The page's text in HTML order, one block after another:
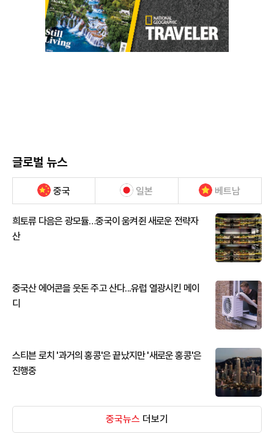
글로벌 뉴스
중국 일본 베트남
희토류 다음은 광모듈…중국이 움켜쥔 새로운 전략자
산
중국산 에어콘을 웃돈 주고 산다...유럽 열광시킨 메이
디
스티븐 로치 '과거의 홍콩'은 끝났지만 '새로운 홍콩'은
진행중
중국뉴스 더보기